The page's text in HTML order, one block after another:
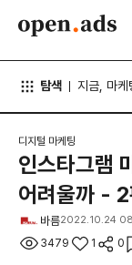
탐색 지금, 마케
디지털 마케팅
인스타그램
어려울까 - 2
바름2022.10.24
3479 1 0